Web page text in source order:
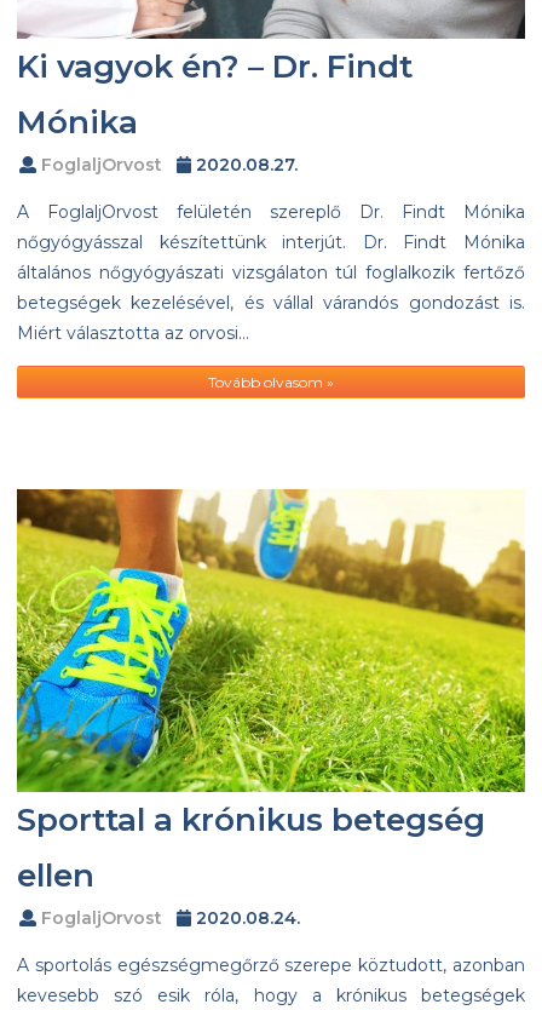
Ki vagyok én? – Dr. Findt
Mónika
FoglaljOrvost 2020.08.27.
A FoglaljOrvost felületén szereplő Dr. Findt Mónika
nőgyógyásszal készítettünk interjút. Dr. Findt Mónika
általános nőgyógyászati vizsgálaton túl foglalkozik fertőző
betegségek kezelésével, és vállal várandós gondozást is.
Miért választotta az orvosi…
Tovább olvasom »
Sporttal a krónikus betegség
ellen
FoglaljOrvost 2020.08.24.
A sportolás egészségmegőrző szerepe köztudott, azonban
kevesebb szó esik róla, hogy a krónikus betegségek